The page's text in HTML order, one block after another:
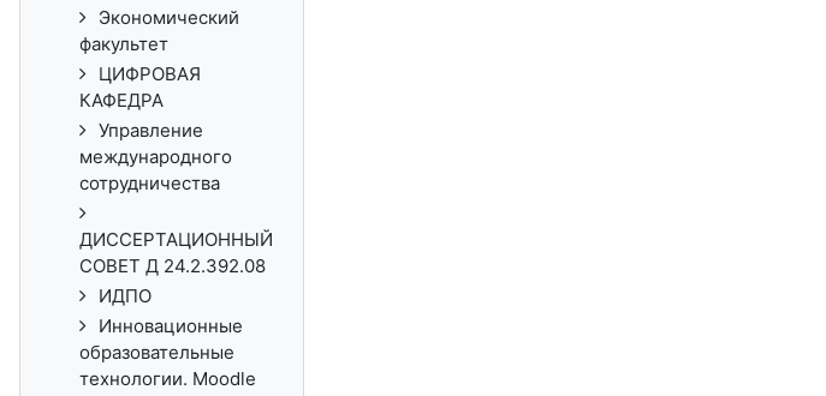
Экономический
факультет
ЦИФРОВАЯ
КАФЕДРА
Управление
международного
сотрудничества
ДИССЕРТАЦИОННЫЙ
СОВЕТ Д 24.2.392.08
ИДПО
Инновационные
образовательные
технологии. Moodle